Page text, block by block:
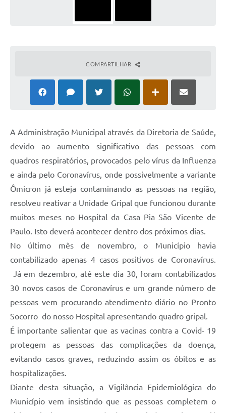
COMPARTILHAR
A Administração Municipal através da Diretoria de Saúde,
devido ao aumento significativo das pessoas com
quadros respiratórios, provocados pelo vírus da Influenza
e ainda pelo Coronavírus, onde possivelmente a variante
Ômicron já esteja contaminando as pessoas na região,
resolveu reativar a Unidade Gripal que funcionou durante
muitos meses no Hospital da Casa Pia São Vicente de
Paulo. Isto deverá acontecer dentro dos próximos dias.
No último mês de novembro, o Município havia
contabilizado apenas 4 casos positivos de Coronavírus.
Já em dezembro, até este dia 30, foram contabilizados
30 novos casos de Coronavírus e um grande número de
pessoas vem procurando atendimento diário no Pronto
Socorro do nosso Hospital apresentando quadro gripal.
É importante salientar que as vacinas contra a Covid- 19
protegem as pessoas das complicações da doença,
evitando casos graves, reduzindo assim os óbitos e as
hospitalizações.
Diante desta situação, a Vigilância Epidemiológica do
Município vem insistindo que as pessoas completem o